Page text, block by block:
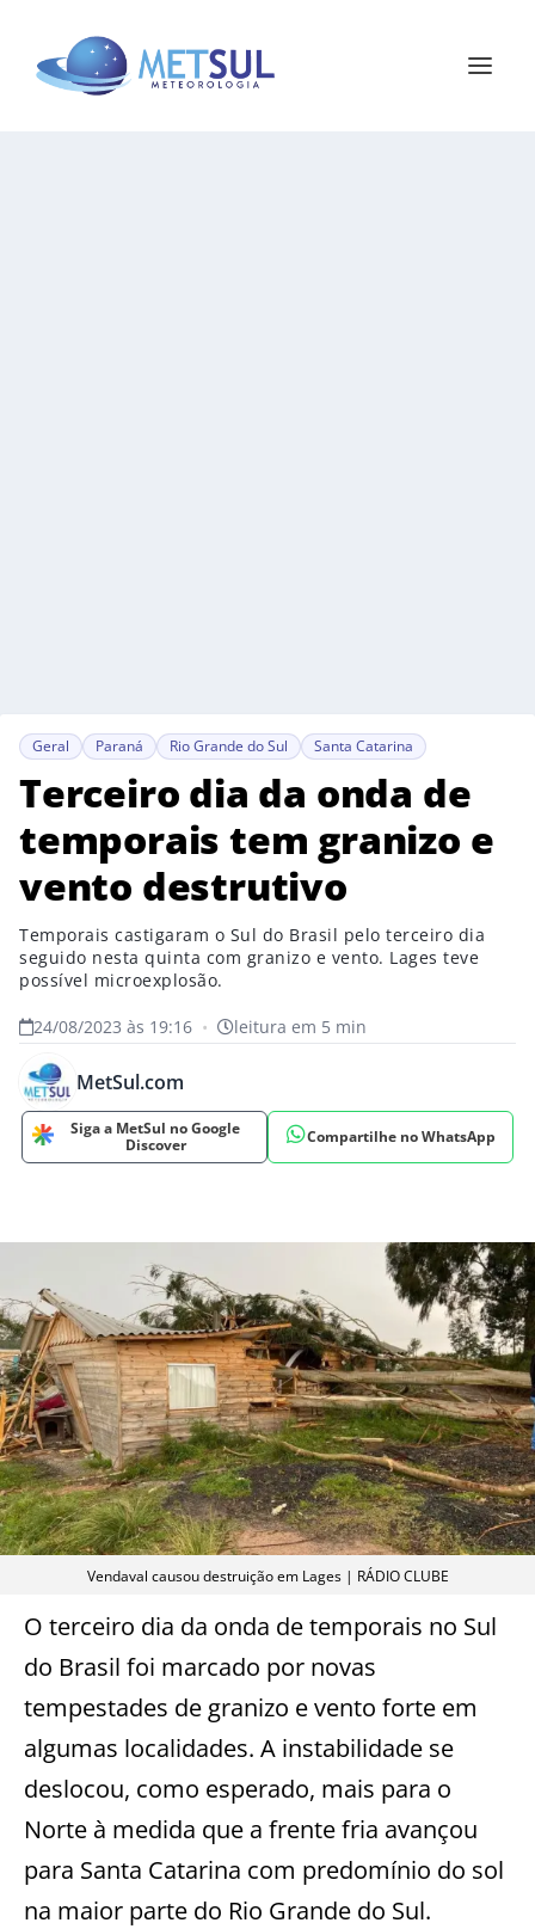
Geral Paraná Rio Grande do Sul Santa Catarina
Terceiro dia da onda de
temporais tem granizo e
vento destrutivo
Temporais castigaram o Sul do Brasil pelo terceiro dia
seguido nesta quinta com granizo e vento. Lages teve
possível microexplosão.
24/08/2023 às 19:16 • leitura em 5 min
MetSul.com
Siga a MetSul no Google
Discover
Compartilhe no WhatsApp
Vendaval causou destruição em Lages | RÁDIO CLUBE
O terceiro dia da onda de temporais no Sul
do Brasil foi marcado por novas
tempestades de granizo e vento forte em
algumas localidades. A instabilidade se
deslocou, como esperado, mais para o
Norte à medida que a frente fria avançou
para Santa Catarina com predomínio do sol
na maior parte do Rio Grande do Sul.